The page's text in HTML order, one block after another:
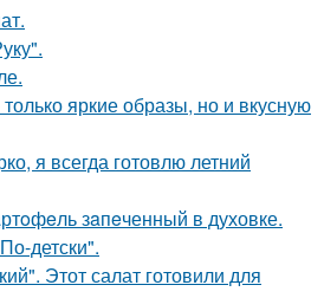
яркие образы, но и вкусную
я всегда готовлю летний
зaпeченный в духовке.
детски".
Этот салат готовили для